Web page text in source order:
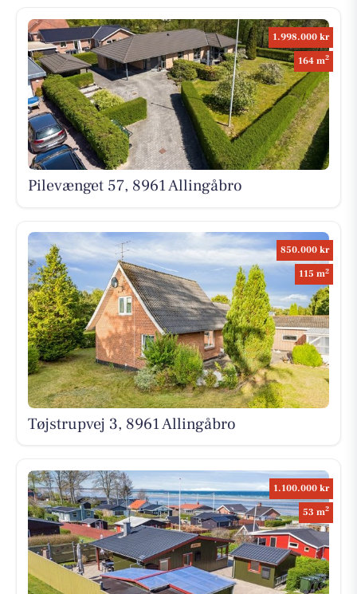
1.998.000 kr
164 m2
Pilevænget 57, 8961 Allingåbro
850.000 kr
115 m2
Tøjstrupvej 3, 8961 Allingåbro
1.100.000 kr
53 m2